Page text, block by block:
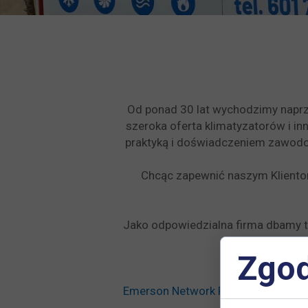
Od ponad 30 lat wychodzimy
szeroka oferta klimatyzatorów i
praktyką i doświadczeniem
Chcąc zapewnić naszym
Jako odpowiedzialna firma dbamy
Emerson Network Power, FUJITSU,